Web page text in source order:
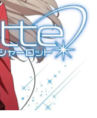
できる決定版！
イターの青春〜
れるマンガ家・田中圭
ンガです。
の魅力を画面や操作の
硬派で骨太な評論連載